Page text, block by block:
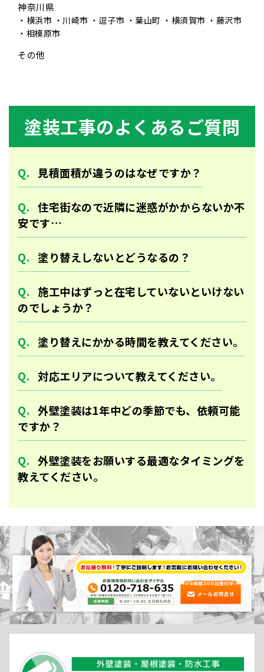
神奈川県
横浜市 川崎市 逗子市 葉山町 横須賀市
藤沢市
相模原市
その他
塗装⼯事のよくあるご質問
⾒積⾯積が違うのはなぜですか？
住宅街なので近隣に迷惑がかからないか不
安です…
塗り替えしないとどうなるの？
施工中はずっと在宅していないといけない
のでしょうか？
塗り替えにかかる時間を教えてください。
対応エリアについて教えてください。
外壁塗装は1年中どの季節でも、依頼可能
ですか？
外壁塗装をお願いする最適なタイミングを
教えてください。